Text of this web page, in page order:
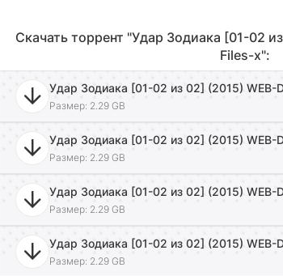
Скачать торрент "Удар Зодиака [01-02
Files-x":
Размер: 2.29 GB
Размер: 2.29 GB
Размер: 2.29 GB
Размер: 2.29 GB